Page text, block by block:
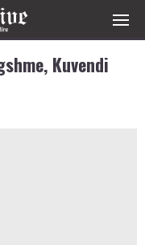
Kuvendi